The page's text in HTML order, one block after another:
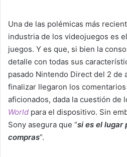
Una de las polémicas más
industria de los videojuegos es
juegos. Y es que, si bien la
detalle con todas sus
pasado Nintendo Direct del 2 de
finalizar llegaron los
aficionados, dada la cuestión de
World para el dispositivo. Sin
Sony asegura que “si es el lugar
compras”.